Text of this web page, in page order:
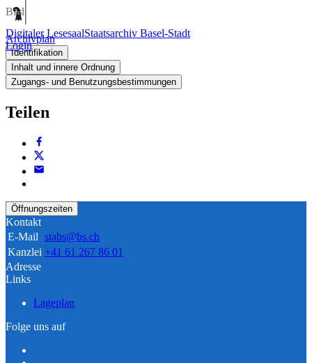
Digitaler LesesaalStaatsarchiv Basel-Stadt
Login
Bild
Archivplan
Identifikation
Inhalt und innere Ordnung
Zugangs- und Benutzungsbestimmungen
Teilen
Öffnungszeiten
Kontakt
E-Mail stabs@bs.ch
Kanzlei +41 61 267 86 01
Adresse
Links
Lageplan
Folge uns auf